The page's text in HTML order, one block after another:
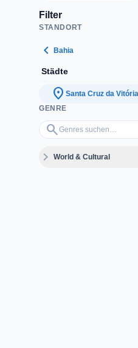
Filter
STANDORT
chevron_left Bahia
Städte
location_on Santa Cruz da Vitória
GENRE
search
Genres suchen…
expand_moreWorld & Cultural